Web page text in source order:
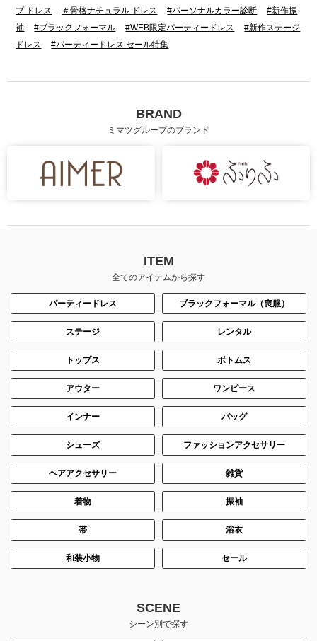
ブ ドレス
＃骨格ナチュラル ドレス #パーソナルカラー診断
#新作振
袖
#ブラックフォーマル #WEB限定パーティードレス
#新作ステージ
ドレス
#パーティードレス セール特集
BRAND
ミマツグループのブランド
ITEM
全てのアイテムから探す
パーティードレス ブラックフォーマル（喪服）
ステージ レンタル
トップス ボトムス
アウター ワンピース
インナー バッグ
シューズ ファッションアクセサリー
ヘアアクセサリー 雑貨
着物 振袖
帯 浴衣
和装小物 セール
SCENE
シーン別で探す